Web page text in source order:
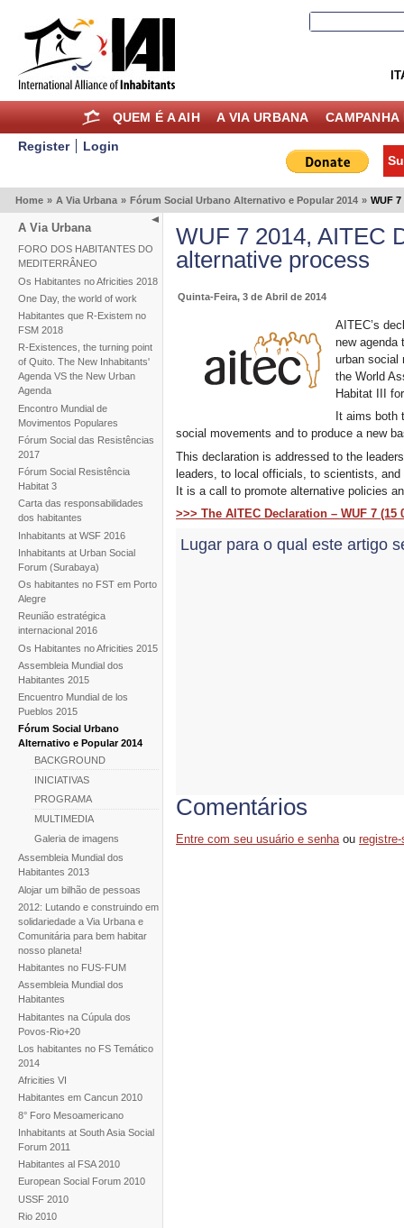
QUEM É A AIH A VIA URBANA CAMPANHA
Register
Login
Home » A Via Urbana » Fórum Social Urbano Alternativo e Popular 2014 » WUF
A Via Urbana
FORO DOS HABITANTES DO
MEDITERRÂNEO
Os Habitantes no Africities 2018
One Day, the world of work
Habitantes que R-Existem no
FSM 2018
R-Existences, the turning point
of Quito. The New Inhabitants'
Agenda VS the New Urban
Agenda
Encontro Mundial de
Movimentos Populares
Fórum Social das Resistências
2017
Fórum Social Resistência
Habitat 3
Carta das responsabilidades
dos habitantes
Inhabitants at WSF 2016
Inhabitants at Urban Social
Forum (Surabaya)
Os habitantes no FST em Porto
Alegre
Reunião estratégica
internacional 2016
Os Habitantes no Africities 2015
Assembleia Mundial dos
Habitantes 2015
Encuentro Mundial de los
Pueblos 2015
Fórum Social Urbano
Alternativo e Popular 2014
BACKGROUND
INICIATIVAS
PROGRAMA
MULTIMEDIA
Galeria de imagens
Assembleia Mundial dos
Habitantes 2013
Alojar um bilhão de pessoas
2012: Lutando e construindo em
solidariedade a Via Urbana e
Comunitária para bem habitar
nosso planeta!
Habitantes no FUS-FUM
Assembleia Mundial dos
Habitantes
Habitantes na Cúpula dos
Povos-Rio+20
Los habitantes no FS Temático
2014
Africities VI
Habitantes em Cancun 2010
8° Foro Mesoamericano
Inhabitants at South Asia Social
Forum 2011
Habitantes al FSA 2010
European Social Forum 2010
USSF 2010
Rio 2010
WUF 7 2014, AITEC
alternative process
Quinta-Feira, 3 de Abril de 2014
AITEC’s
new agenda
urban social
the World
Habitat III
It aims both
social movements and to produce a new
This declaration is addressed to the
leaders, to local officials, to scientists,
It is a call to promote alternative policies
>>> The AITEC Declaration – WUF 7 (15
Lugar para o qual este artigo
Comentários
Entre com seu usuário e senha ou